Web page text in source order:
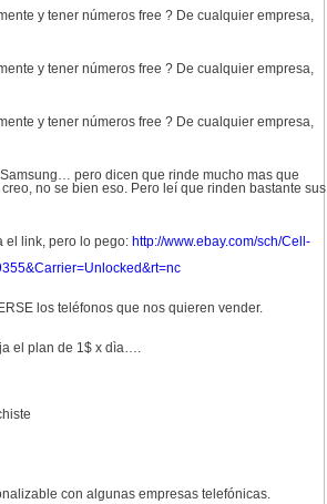
y tener números free ? De cualquier empresa,
y tener números free ? De cualquier empresa,
y tener números free ? De cualquier empresa,
pero dicen que rinde mucho mas que
no se bien eso. Pero leí que rinden bastante sus
el link, pero lo pego: http://www.ebay.com/sch/Cell-
los teléfonos que nos quieren vender.
el plan de 1$ x dìa….
con algunas empresas telefónicas.